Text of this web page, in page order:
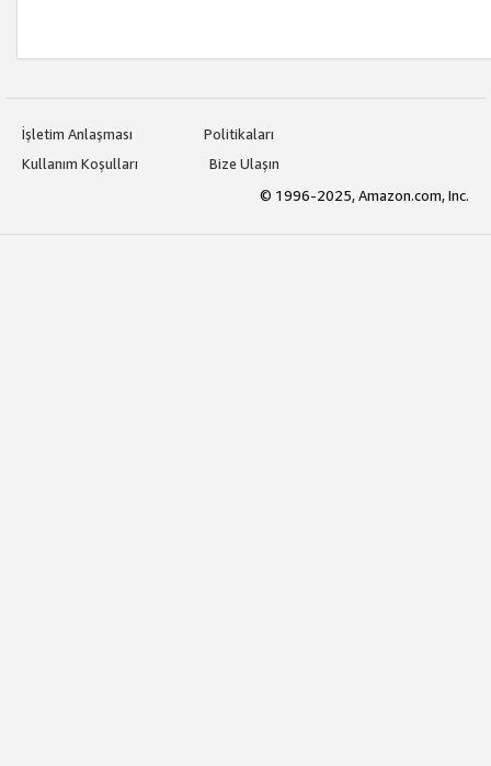
İşletim Anlaşması
Politikaları
Kullanım Koşulları
Bize Ulaşın
© 1996-2025, Amazon.com, Inc.